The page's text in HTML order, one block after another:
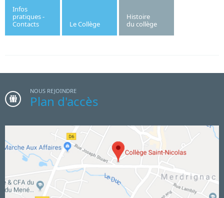
Infos
pratiques -
Contacts
Le Collège
Histoire
du collège
NOUS REJOINDRE
Plan d'accès